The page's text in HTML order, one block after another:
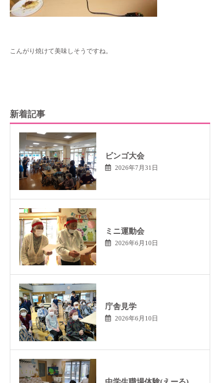
こんがり焼けて美味しそうですね。
新着記事
ビンゴ大会
2026年7月31日
ミニ運動会
2026年6月10日
庁舎見学
2026年6月10日